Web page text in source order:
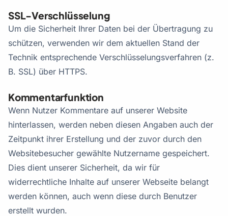
SSL-Verschlüsselung
Um die Sicherheit Ihrer Daten bei der Übertragung zu
schützen, verwenden wir dem aktuellen Stand der
Technik entsprechende Verschlüsselungsverfahren (z.
B. SSL) über HTTPS.
Kommentarfunktion
Wenn Nutzer Kommentare auf unserer Website
hinterlassen, werden neben diesen Angaben auch der
Zeitpunkt ihrer Erstellung und der zuvor durch den
Websitebesucher gewählte Nutzername gespeichert.
Dies dient unserer Sicherheit, da wir für
widerrechtliche Inhalte auf unserer Webseite belangt
werden können, auch wenn diese durch Benutzer
erstellt wurden.